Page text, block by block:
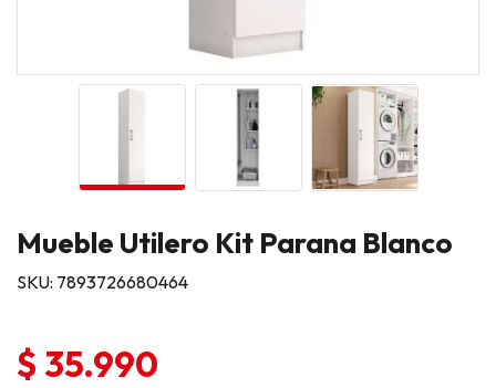
Mueble Utilero Kit Parana Blanco
SKU: 7893726680464
$ 35.990